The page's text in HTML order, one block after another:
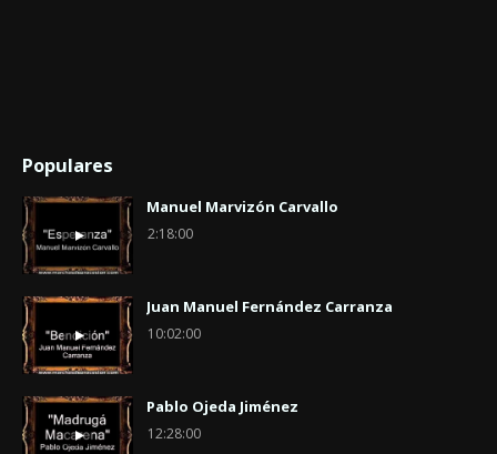
Populares
Manuel Marvizón Carvallo
2:18:00
Juan Manuel Fernández Carranza
10:02:00
Pablo Ojeda Jiménez
12:28:00